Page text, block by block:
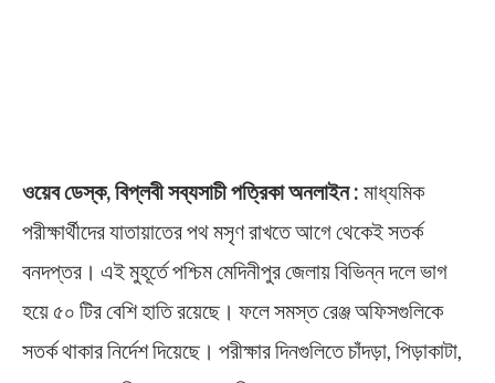
ওয়েব ডেস্ক, বিপ্লবী সব্যসাচী পত্রিকা অনলাইন : মাধ্যমিক
পরীক্ষার্থীদের যাতায়াতের পথ মসৃণ রাখতে আগে থেকেই সতর্ক
বনদপ্তর। এই মুহূর্তে পশ্চিম মেদিনীপুর জেলায় বিভিন্ন দলে ভাগ
হয়ে ৫০ টির বেশি হাতি রয়েছে। ফলে সমস্ত রেঞ্জ অফিসগুলিকে
সতর্ক থাকার নির্দেশ দিয়েছে। পরীক্ষার দিনগুলিতে চাঁদড়া, পিড়াকাটা,